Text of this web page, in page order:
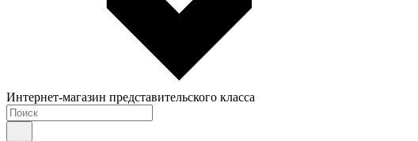
Интернет-магазин представительского класса